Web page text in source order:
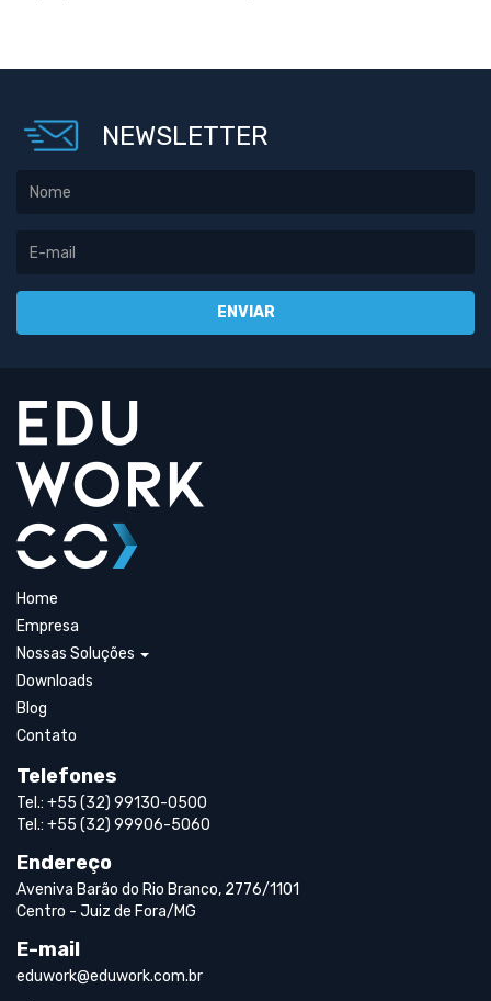
NEWSLETTER
Home
Empresa
Nossas Soluções
Downloads
Blog
Contato
Telefones
Tel.: +55 (32) 99130-0500
Tel.: +55 (32) 99906-5060
Endereço
Aveniva Barão do Rio Branco, 2776/1101
Centro - Juiz de Fora/MG
E-mail
eduwork@eduwork.com.br